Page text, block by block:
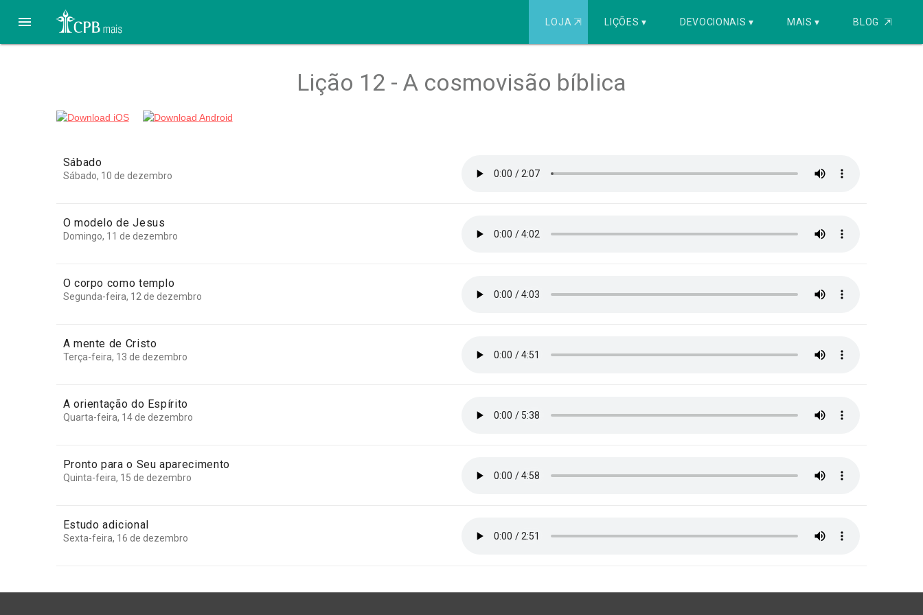
 LOJA ⇱ LIÇÕES ▾ DEVOCIONAIS ▾ MAIS ▾ BLOG ⇱
Lição 12 - A cosmovisão bíblica
Sábado
Sábado, 10 de dezembro
O modelo de Jesus
Domingo, 11 de dezembro
O corpo como templo
Segunda-feira, 12 de dezembro
A mente de Cristo
Terça-feira, 13 de dezembro
A orientação do Espírito
Quarta-feira, 14 de dezembro
Pronto para o Seu aparecimento
Quinta-feira, 15 de dezembro
Estudo adicional
Sexta-feira, 16 de dezembro